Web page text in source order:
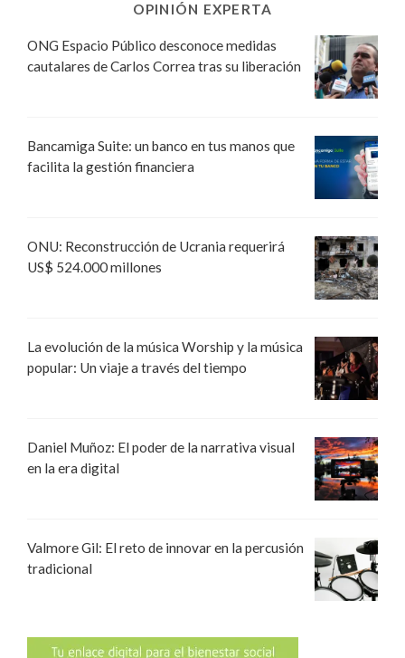
OPINIÓN EXPERTA
ONG Espacio Público desconoce medidas
cautalares de Carlos Correa tras su liberación
Bancamiga Suite: un banco en tus manos que
facilita la gestión financiera
ONU: Reconstrucción de Ucrania requerirá
US$ 524.000 millones
La evolución de la música Worship y la música
popular: Un viaje a través del tiempo
Daniel Muñoz: El poder de la narrativa visual
en la era digital
Valmore Gil: El reto de innovar en la percusión
tradicional